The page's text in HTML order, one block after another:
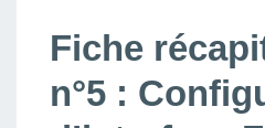
Fiche
n°5 :